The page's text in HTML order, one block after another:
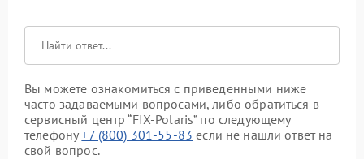
Вы можете ознакомиться с приведенными ниже
часто задаваемыми вопросами, либо обратиться в
сервисный центр “FIX-Polaris” по следующему
телефону+7 (800) 301-55-83 если не нашли ответ на
свой вопрос.